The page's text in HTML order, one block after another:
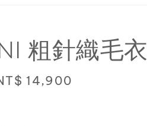
粗針織毛衣
14,900